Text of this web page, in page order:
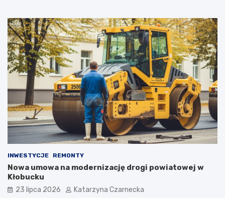
i
K
u
l
t
u
y
n
i
o
r
a
l
a
h
w
K
r
a
k
o
w
e
INWESTYCJE REMONTY
Nowa umowa na modernizację drogi powiatowej w
Kłobucku
23 lipca 2026 Katarzyna Czarnecka